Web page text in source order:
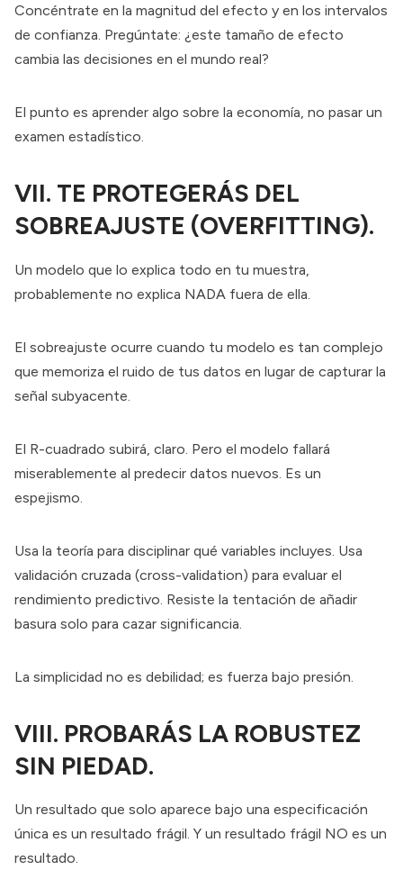
Concéntrate en la magnitud del efecto y en los intervalos
de confianza. Pregúntate: ¿este tamaño de efecto
cambia las decisiones en el mundo real?
El punto es aprender algo sobre la economía, no pasar un
examen estadístico.
VII. TE PROTEGERÁS DEL
SOBREAJUSTE (OVERFITTING).
Un modelo que lo explica todo en tu muestra,
probablemente no explica NADA fuera de ella.
El sobreajuste ocurre cuando tu modelo es tan complejo
que memoriza el ruido de tus datos en lugar de capturar la
señal subyacente.
El R-cuadrado subirá, claro. Pero el modelo fallará
miserablemente al predecir datos nuevos. Es un
espejismo.
Usa la teoría para disciplinar qué variables incluyes. Usa
validación cruzada (cross-validation) para evaluar el
rendimiento predictivo. Resiste la tentación de añadir
basura solo para cazar significancia.
La simplicidad no es debilidad; es fuerza bajo presión.
VIII. PROBARÁS LA ROBUSTEZ
SIN PIEDAD.
Un resultado que solo aparece bajo una especificación
única es un resultado frágil. Y un resultado frágil NO es un
resultado.